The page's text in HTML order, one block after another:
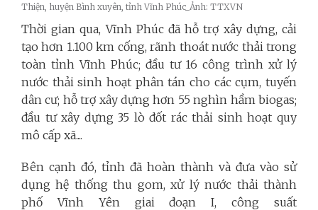
Thiện, huyện Bình xuyên, tỉnh Vĩnh Phúc_Ảnh: TTXVN
Thời gian qua, Vĩnh Phúc đã hỗ trợ xây dựng, cải
tạo hơn 1.100 km cống, rãnh thoát nước thải trong
toàn tỉnh Vĩnh Phúc; đầu tư 16 công trình xử lý
nước thải sinh hoạt phân tán cho các cụm, tuyến
dân cư; hỗ trợ xây dựng hơn 55 nghìn hầm biogas;
đầu tư xây dựng 35 lò đốt rác thải sinh hoạt quy
mô cấp xã....
Bên cạnh đó, tỉnh đã hoàn thành và đưa vào sử
dụng hệ thống thu gom, xử lý nước thải thành
phố Vĩnh Yên giai đoạn I, công suất